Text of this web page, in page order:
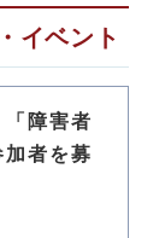
イベント
「障害者
者を募